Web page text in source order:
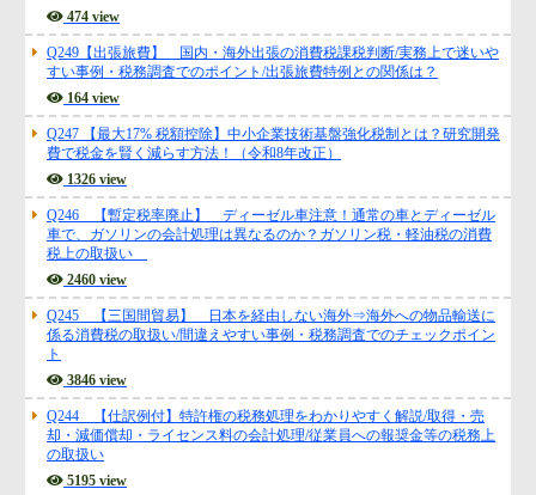
474 view
Q249【出張旅費】 国内・海外出張の消費税課税判断/実務上で迷いや
すい事例・税務調査でのポイント/出張旅費特例との関係は？
164 view
Q247 【最大17% 税額控除】中小企業技術基盤強化税制とは？研究開発
費で税金を賢く減らす方法！（令和8年改正）
1326 view
Q246 【暫定税率廃止】 ディーゼル車注意！通常の車とディーゼル
車で、ガソリンの会計処理は異なるのか？ガソリン税・軽油税の消費
税上の取扱い
2460 view
Q245 【三国間貿易】 日本を経由しない海外⇒海外への物品輸送に
係る消費税の取扱い/間違えやすい事例・税務調査でのチェックポイン
ト
3846 view
Q244 【仕訳例付】特許権の税務処理をわかりやすく解説/取得・売
却・減価償却・ライセンス料の会計処理/従業員への報奨金等の税務上
の取扱い
5195 view